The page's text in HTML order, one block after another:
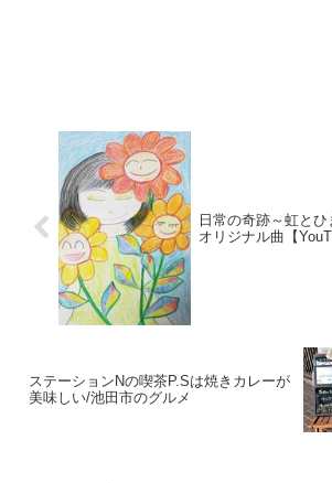
日常の奇跡～虹とひ
オリジナル曲【
ステーションNの喫茶P.Sは焼きカレーが
美味しい/池田市のグルメ